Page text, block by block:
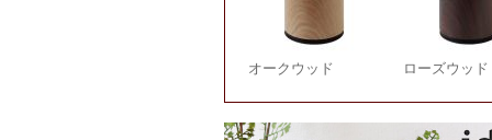
オークウッド ローズウッド